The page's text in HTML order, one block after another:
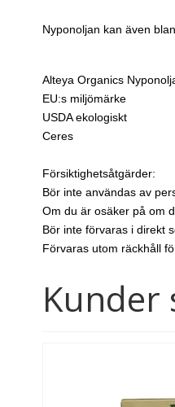
Nyponoljan kan även
Alteya Organics
EU:s miljömärke
USDA ekologiskt
Ceres
Försiktighetsåtgärder:
Bör inte användas av
Om du är osäker på om
Bör inte förvaras i direkt
Förvaras utom räckhåll
Kunder